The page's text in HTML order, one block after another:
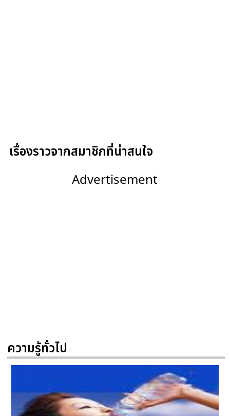
เรื่องราวจากสมาชิกที่น่าสนใจ
Advertisement
ความรู้ทั่วไป